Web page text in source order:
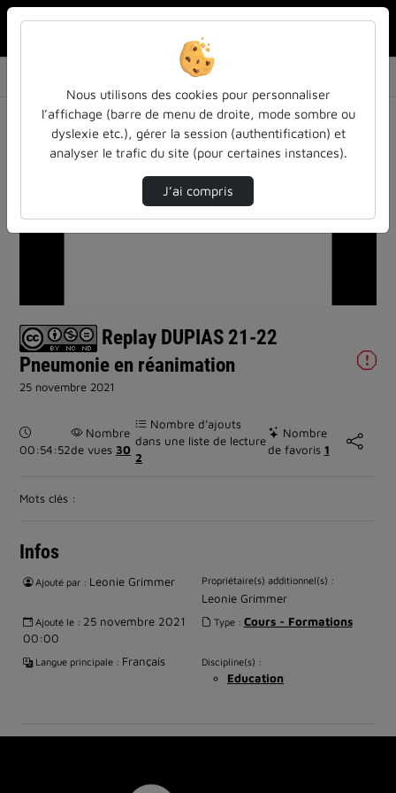
Replay DUPIAS 21-22 Pneumonie en réanimation
Lire
Replay DUPIAS 21-22
Pneumonie en réanimation
25 novembre 2021
Durée :
00:54:52
Nombre
de vues 30
Nombre d’ajouts
dans une liste de lecture
2
Nombre
de favoris 1
Mots clés :
Infos
Ajouté par : Leonie Grimmer Propriétaire(s) additionnel(s) :
Leonie Grimmer
Ajouté le : 25 novembre 2021
00:00
Type : Cours - Formations
Langue principale : Français Discipline(s) :
Education
Nous utilisons des cookies pour personnaliser
l’affichage (barre de menu de droite, mode sombre ou
dyslexie etc.), gérer la session (authentification) et
analyser le trafic du site (pour certaines instances).
J’ai compris